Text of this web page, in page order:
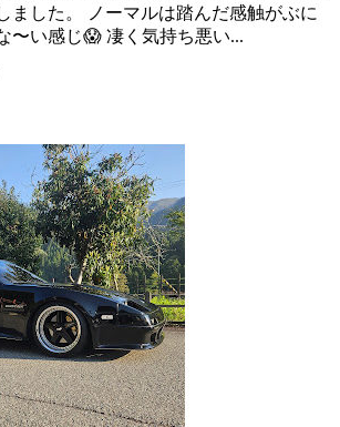
ました。 ノーマルは踏んだ感触がぶに
〜い感じ😱 凄く気持ち悪い...